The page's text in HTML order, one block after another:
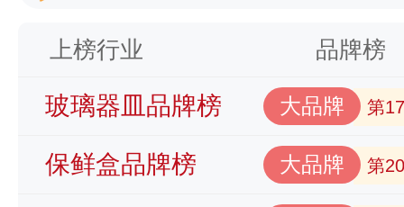
上榜行业 品牌榜
玻璃器皿品牌榜 大品牌 第
保鲜盒品牌榜 大品牌 第